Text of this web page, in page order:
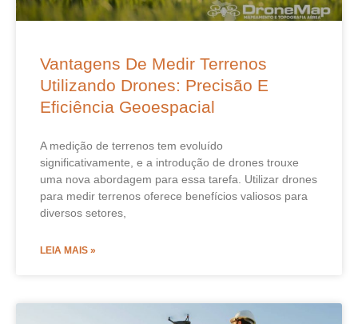
Vantagens De Medir Terrenos
Utilizando Drones: Precisão E
Eficiência Geoespacial
A medição de terrenos tem evoluído
significativamente, e a introdução de drones trouxe
uma nova abordagem para essa tarefa. Utilizar drones
para medir terrenos oferece benefícios valiosos para
diversos setores,
LEIA MAIS »